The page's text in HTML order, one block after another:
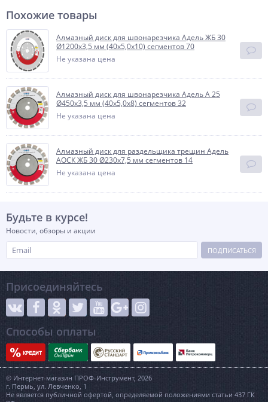
Похожие товары
Алмазный диск для швонарезчика Адель ЖБ 30
Ø1200x3,5 мм (40x5,0x10) сегментов 70
Не указана цена
Алмазный диск для швонарезчика Адель А 25
Ø450x3,5 мм (40x5,0x8) сегментов 32
Не указана цена
Алмазный диск для раздельщика трещин Адель
АОСК ЖБ 30 Ø230x7,5 мм сегментов 14
Не указана цена
Будьте в курсе!
Новости, обзоры и акции
ПОДПИСАТЬСЯ
Присоединяйтесь
Способы оплаты
© Интернет-магазин ПРОФ-Инструмент, 2026
г. Пермь, ул. Левченко, 1
Не является публичной офертой, определяемой положениями статьи 437 ГК